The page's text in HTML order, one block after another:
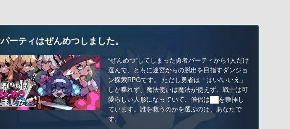
ーティはぜんめつしました。
“ぜんめつ”してしまった勇者パーティから1人だけ
選んで、ともに迷宮からの脱出を目指すダンジョ
ン探索RPGです。 ただし勇者は「はい/いいえ」
しか喋れず、魔法使いは魔法が使えず、戦士は可
愛らしい人形になっていて、僧侶は██を崇拝し
ています。誰を救うのかを選ぶのは、あなたで
す。